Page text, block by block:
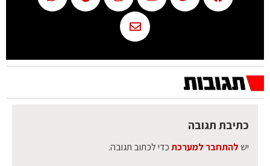
כתיבת תגובה
יש להתחבר למערכתכדי לכתוב תגובה.